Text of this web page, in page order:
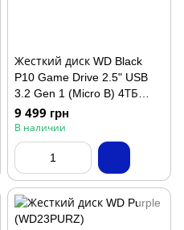
Жесткий диск WD Black
P10 Game Drive 2.5" USB
3.2 Gen 1 (Micro B) 4ТБ
(WDBA3A0040BBK-WESN)
9 499 грн
В наличии